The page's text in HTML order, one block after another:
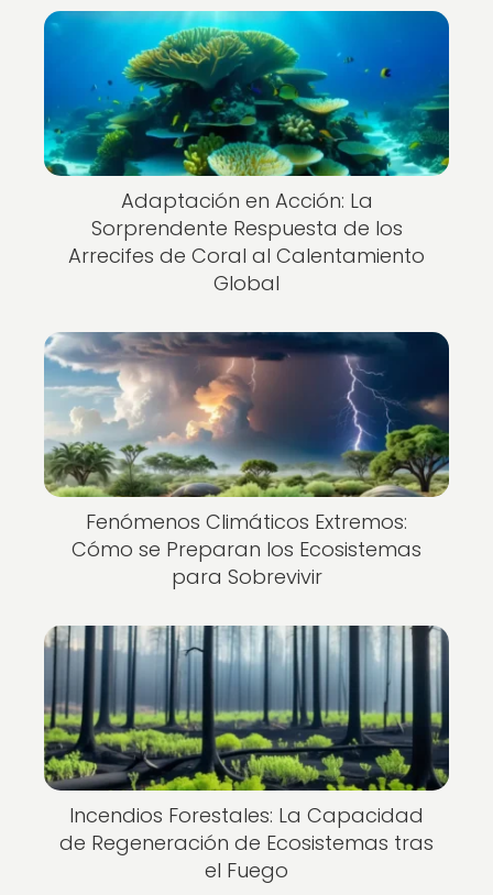
Adaptación en Acción: La
Sorprendente Respuesta de los
Arrecifes de Coral al Calentamiento
Global
Fenómenos Climáticos Extremos:
Cómo se Preparan los Ecosistemas
para Sobrevivir
Incendios Forestales: La Capacidad
de Regeneración de Ecosistemas tras
el Fuego